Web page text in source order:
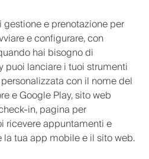
e prenotazione per
e configurare, con
hai bisogno di
puoi lanciare i tuoi strumenti
con il nome del
e Google Play, sito web
in, pagina per
ricevere appuntamenti e
tua app mobile e il sito web.